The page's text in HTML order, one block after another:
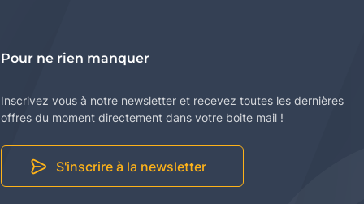
Pour ne rien manquer
Inscrivez vous à notre newsletter et recevez toutes les dernières
offres du moment directement dans votre boite mail !
S'inscrire à la newsletter